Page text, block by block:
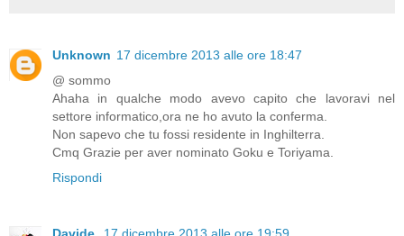
Unknown 17 dicembre 2013 alle ore 18:47
@ sommo
Ahaha in qualche modo avevo capito che lavoravi nel
settore informatico,ora ne ho avuto la conferma.
Non sapevo che tu fossi residente in Inghilterra.
Cmq Grazie per aver nominato Goku e Toriyama.
Rispondi
Davide
17 dicembre 2013 alle ore 19:59